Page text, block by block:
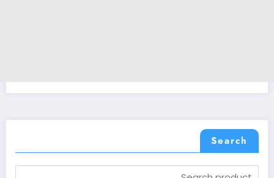
Search